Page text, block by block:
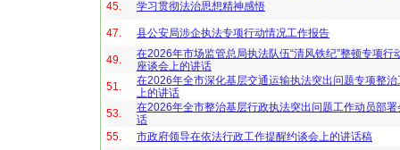
45.
学习贯彻法治思想精神感悟
47. 县公安局涉企执法专项行动情况工作报告
49.
在2026年市场监管总局执法队伍“清风铁纪”整顿专项行
座谈会上的讲话
51.
在2026年全市深化基层交通运输执法突出问题专项整
上的讲话
53.
在2026年全市整治基层行政执法突出问题工作动员部
话
55.
市政府领导在依法行政工作提醒约谈会上的讲话稿